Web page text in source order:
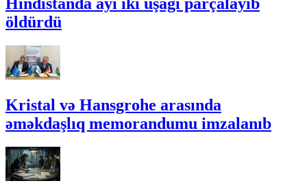
Hindistanda ayı iki uşağı parçalayıb
öldürdü
Kristal və Hansgrohe arasında
əməkdaşlıq memorandumu imzalanıb